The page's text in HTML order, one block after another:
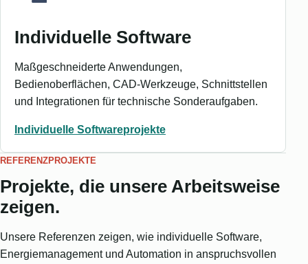
Individuelle Software
Maßgeschneiderte Anwendungen,
Bedienoberflächen, CAD-Werkzeuge, Schnittstellen
und Integrationen für technische Sonderaufgaben.
Individuelle Softwareprojekte
REFERENZPROJEKTE
Projekte, die unsere Arbeitsweise
zeigen.
Unsere Referenzen zeigen, wie individuelle Software,
Energiemanagement und Automation in anspruchsvollen